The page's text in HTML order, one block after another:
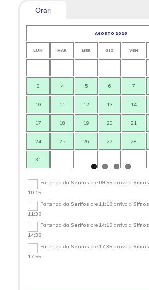
Orari
AGOSTO 2026
LUN MAR MER GIO VEN
3 4 5 6 7
10 11 12 13 14
17 18 19 20 21
24 25 26 27 28
31
Partenza da Serifos ore09:55 arrivo a Sifnos
10:15
Partenza da Serifos ore 11:10 arrivo a Sifnos
11:30
Partenza da Serifos ore 14:10 arrivo a Sifnos
14:30
Partenza da Serifos ore 17:35 arrivo a Sifnos
17:55